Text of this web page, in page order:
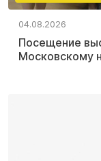
04.08.2026
Посещение
Московскому